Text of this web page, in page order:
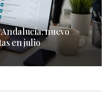
Andalucía: nuevo
en julio